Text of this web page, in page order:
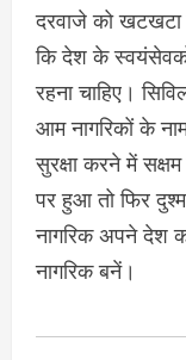
दरवाजे को खटखटा
कि देश के
रहना चाहिए।
आम नागरिकों के
सुरक्षा करने में
पर हुआ तो फिर
नागरिक अपने देश
नागरिक बनें।